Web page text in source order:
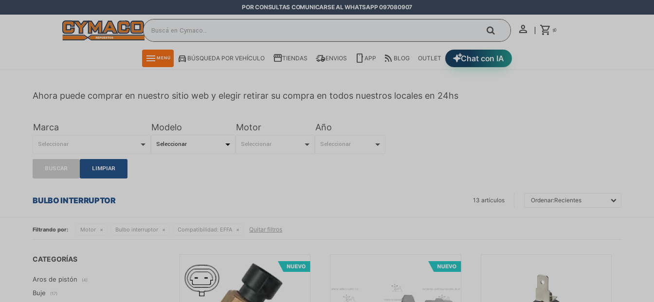
POR CONSULTAS COMUNICARSE AL WHATSAPP 097080907
$0
menu MENÚ Chat con IA
BÚSQUEDA POR VEHÍCULO TIENDAS ENVIOS APP BLOG OUTLET
Ahora puede comprar en nuestro sitio web y elegir retirar su compra en todos nuestros locales en 24hs
Marca Modelo Motor Año
BUSCAR LIMPIAR
BULBO INTERRUPTOR 13 artículos Recientes
Filtrando por: Motor Bulbo interruptor Compatibilidad: EFFA Quitar filtros
CATEGORÍAS
Aros de pistón (4)
Buje (17)
close
directions_car
smartphone